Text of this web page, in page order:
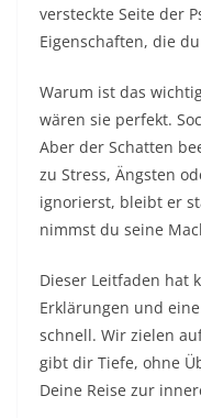
versteckte Seite der
Eigenschaften, die
Warum ist das
wären sie perfekt.
Aber der Schatten
zu Stress, Ängsten
ignorierst, bleibt er
nimmst du seine
Dieser Leitfaden hat
Erklärungen und
schnell. Wir zielen
gibt dir Tiefe, ohne
Deine Reise zur